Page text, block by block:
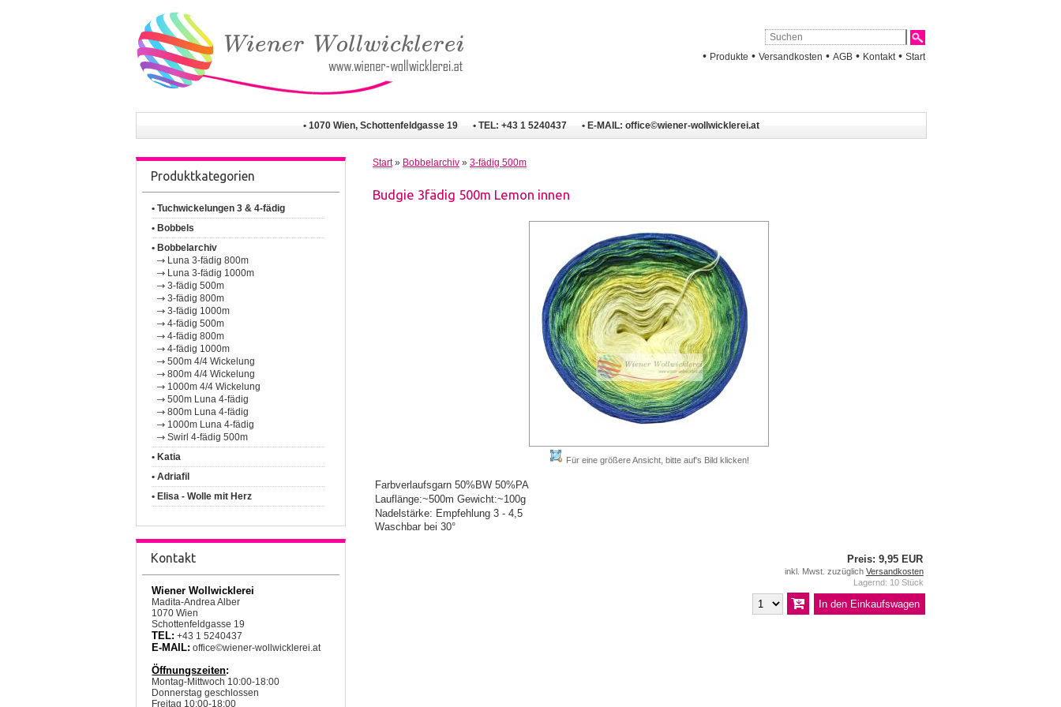
• Produkte • Versandkosten • AGB • Kontakt • Start
• 1070 Wien, Schottenfeldgasse 19 • TEL: +43 1 5240437 • E-MAIL:office©wiener-wollwicklerei.at
Produktkategorien
• Tuchwickelungen 3 & 4-fädig
• Bobbels
• Bobbelarchiv
Luna 3-fädig 800m
Luna 3-fädig 1000m
3-fädig 500m
3-fädig 800m
3-fädig 1000m
4-fädig 500m
4-fädig 800m
4-fädig 1000m
500m 4/4 Wickelung
800m 4/4 Wickelung
1000m 4/4 Wickelung
500m Luna 4-fädig
800m Luna 4-fädig
1000m Luna 4-fädig
Swirl 4-fädig 500m
• Katia
• Adriafil
• Elisa - Wolle mit Herz
Kontakt
Wiener Wollwicklerei
Madita-Andrea Alber
1070 Wien
Schottenfeldgasse 19
TEL: +43 1 5240437
E-MAIL: office©wiener-wollwicklerei.at
Öffnungszeiten:
Montag-Mittwoch 10:00-18:00
Donnerstag geschlossen
Freitag 10:00-18:00
Start» Bobbelarchiv » 3-fädig 500m
Budgie 3fädig 500m Lemon innen
Für eine größere Ansicht, bitte auf's Bild klicken!
Farbverlaufsgarn 50%BW 50%PA
Lauflänge:~500m Gewicht:~100g
Nadelstärke: Empfehlung 3 - 4,5
Waschbar bei 30°
Preis: 9,95 EUR
inkl. Mwst. zuzüglich Versandkosten
Lagernd: 10 Stück